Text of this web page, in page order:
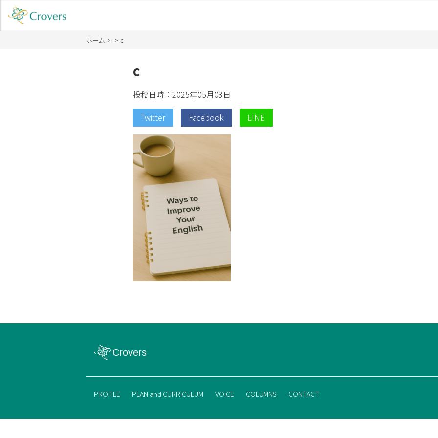
ホーム c
c
投稿日時：2025年05月03日
Twitter
Facebook LINE
PROFILE PLAN and CURRICULUM VOICE COLUMNS CONTACT